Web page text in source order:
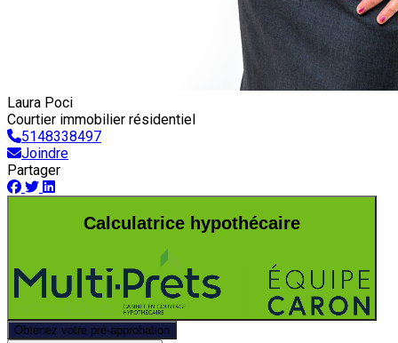
Laura Poci
Courtier immobilier résidentiel
5148338497
Joindre
Partager
Calculatrice hypothécaire
Obtenez votre pré-approbation